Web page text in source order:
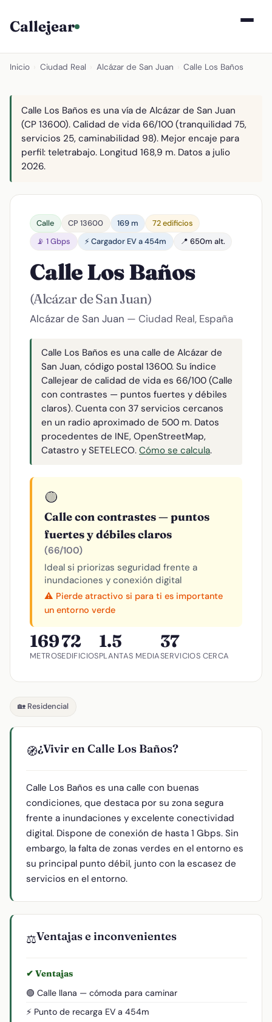
Callejear
Inicio Ciudad Real Alcázar de San Juan Calle Los Baños
Calle Los Baños es una vía de Alcázar de San Juan
(CP 13600). Calidad de vida 66/100 (tranquilidad 75,
servicios 25, caminabilidad 98). Mejor encaje para
perfil: teletrabajo. Longitud 168,9 m. Datos a julio
2026.
Calle CP 13600 169 m
72 edificios
📡 1 Gbps
⚡ Cargador EV a 454m 📍 650m alt.
Calle Los Baños
(Alcázar de San Juan)
Alcázar de San Juan — Ciudad Real, España
Calle Los Baños es una calle de Alcázar de
San Juan, código postal 13600. Su índice
Callejear de calidad de vida es 66/100 (Calle
con contrastes — puntos fuertes y débiles
claros). Cuenta con 37 servicios cercanos
en un radio aproximado de 500 m. Datos
procedentes de INE, OpenStreetMap,
Catastro y SETELECO. Cómo se calcula.
🟡
Calle con contrastes — puntos
fuertes y débiles claros
(66/100)
Ideal si priorizas seguridad frente a
inundaciones y conexión digital
⚠️ Pierde atractivo si para ti es importante
un entorno verde
169
METROS
72
EDIFICIOS
1.5
PLANTAS MEDIA
37
SERVICIOS CERCA
🏡 Residencial
🧭¿Vivir en Calle Los Baños?
Calle Los Baños es una calle con buenas
condiciones, que destaca por su zona segura
frente a inundaciones y excelente conectividad
digital. Dispone de conexión de hasta 1 Gbps. Sin
embargo, la falta de zonas verdes en el entorno es
su principal punto débil, junto con la escasez de
servicios en el entorno.
⚖️Ventajas e inconvenientes
✔ Ventajas
🟢 Calle llana — cómoda para caminar
⚡ Punto de recarga EV a 454m